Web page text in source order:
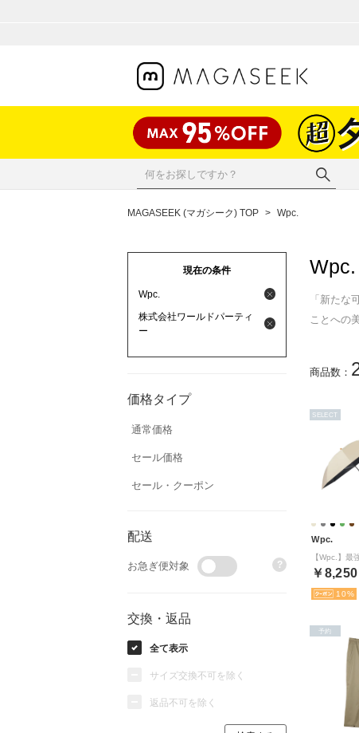
MAGASEEK (マガシーク) TOP > Wpc.
現在の条件
Wpc.
株式会社ワールドパーティ
ー
価格タイプ
通常価格
セール価格
セール・クーポン
配送
お急ぎ便対象 ?
交換・返品
全て表示
サイズ交換不可を除く
返品不可を除く
Wpc.
「新たな
ことへの
商品数：
Wpc.
￥8,250
SELECT
10
予約